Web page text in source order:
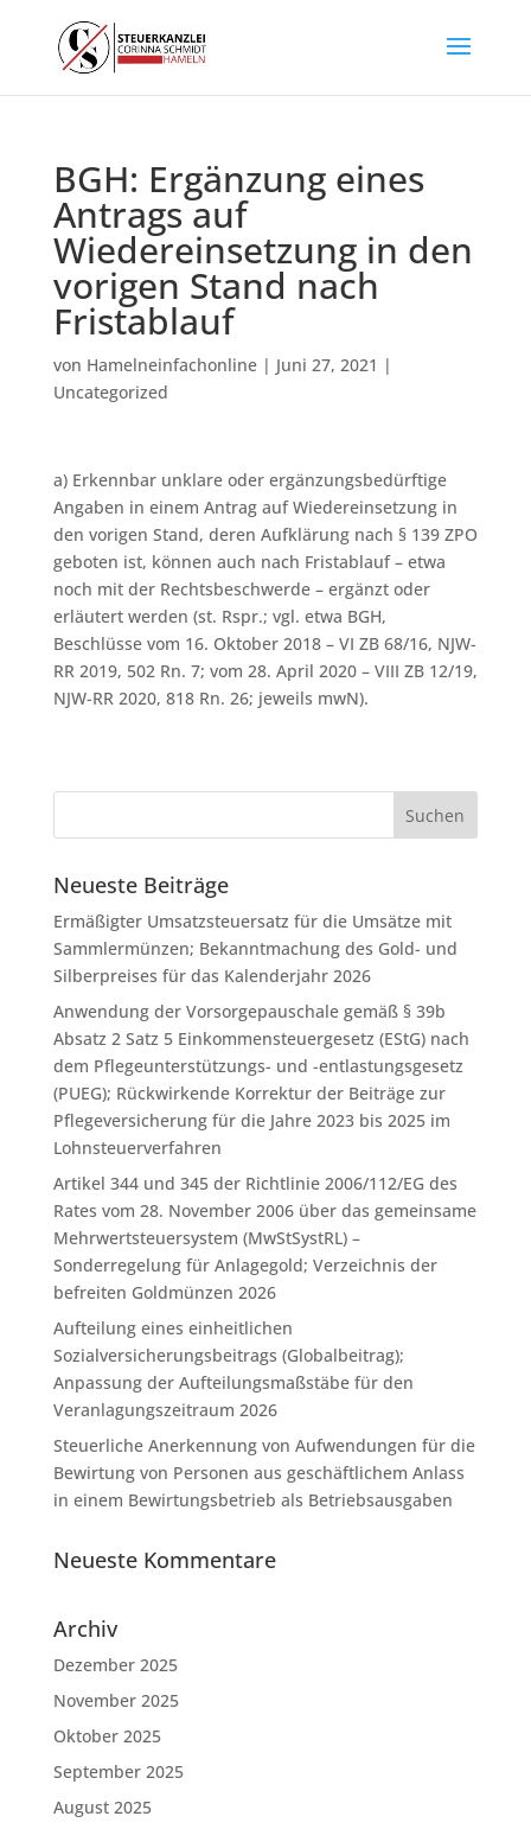
BGH: Ergänzung eines
Antrags auf
Wiedereinsetzung in den
vorigen Stand nach
Fristablauf
von Hamelneinfachonline| Juni 27, 2021 |
Uncategorized
a) Erkennbar unklare oder ergänzungsbedürftige
Angaben in einem Antrag auf Wiedereinsetzung in
den vorigen Stand, deren Aufklärung nach § 139 ZPO
geboten ist, können auch nach Fristablauf – etwa
noch mit der Rechtsbeschwerde – ergänzt oder
erläutert werden (st. Rspr.; vgl. etwa BGH,
Beschlüsse vom 16. Oktober 2018 – VI ZB 68/16, NJW-
RR 2019, 502 Rn. 7; vom 28. April 2020 – VIII ZB 12/19,
NJW-RR 2020, 818 Rn. 26; jeweils mwN).
Neueste Beiträge
Ermäßigter Umsatzsteuersatz für die Umsätze mit
Sammlermünzen; Bekanntmachung des Gold- und
Silberpreises für das Kalenderjahr 2026
Anwendung der Vorsorgepauschale gemäß § 39b
Absatz 2 Satz 5 Einkommensteuergesetz (EStG) nach
dem Pflegeunterstützungs- und -entlastungsgesetz
(PUEG); Rückwirkende Korrektur der Beiträge zur
Pflegeversicherung für die Jahre 2023 bis 2025 im
Lohnsteuerverfahren
Artikel 344 und 345 der Richtlinie 2006/112/EG des
Rates vom 28. November 2006 über das gemeinsame
Mehrwertsteuersystem (MwStSystRL) –
Sonderregelung für Anlagegold; Verzeichnis der
befreiten Goldmünzen 2026
Aufteilung eines einheitlichen
Sozialversicherungsbeitrags (Globalbeitrag);
Anpassung der Aufteilungsmaßstäbe für den
Veranlagungszeitraum 2026
Steuerliche Anerkennung von Aufwendungen für die
Bewirtung von Personen aus geschäftlichem Anlass
in einem Bewirtungsbetrieb als Betriebsausgaben
Neueste Kommentare
Archiv
Dezember 2025
November 2025
Oktober 2025
September 2025
August 2025